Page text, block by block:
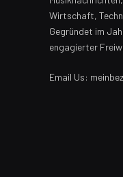
Wirtschaft,
Gegründet im
engagierter
Email Us: